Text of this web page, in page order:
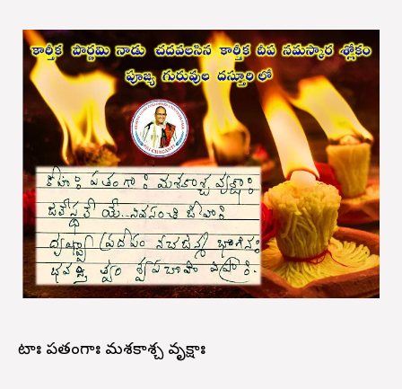
కీటాః పతంగాః మశకాశ్చ వృక్షాః